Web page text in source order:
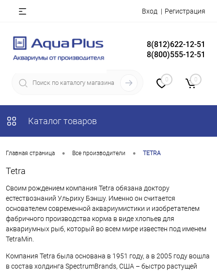
Вход Регистрация
8(812)622-12-51
8(800)555-12-51
0 0
Каталог товаров
Главная страница • Все производители • TETRA
Tetra
Своим рождением компания Tetra обязана доктору
естествознаний Ульриху Бэншу. Именно он считается
основателем современной аквариумистики и изобретателем
фабричного производства корма в виде хлопьев для
аквариумных рыб, который во всем мире известен под именем
TetraMin.
Компания Tetra была основана в 1951 году, а в 2005 году вошла
в состав холдинга SpectrumBrands, США – быстро растущей